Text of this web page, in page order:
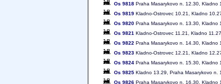
Os 9818 Praha Masarykovo n. 12.30, Kladno
Os 9819 Kladno-Ostrovec 10.21, Kladno
Os 9820 Praha Masarykovo n. 13.30, Kladno
Os 9821 Kladno-Ostrovec 11.21, Kladno
Os 9822 Praha Masarykovo n. 14.30, Kladno
Os 9823 Kladno-Ostrovec 12.21, Kladno
Os 9824 Praha Masarykovo n. 15.30, Kladno
Os 9825 Kladno 13.29, Praha Masarykovo n.
Os 9826 Praha Masarykovo n. 16.30, Kladno